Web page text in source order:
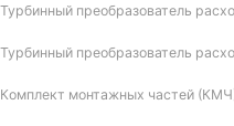
Турбинный преобразователь
Турбинный преобразователь
Комплект монтажных частей